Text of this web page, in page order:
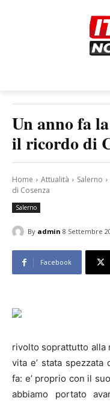
Un anno fa
il ricordo di
Home Attualità Salerno
di Cosenza
Salerno
By admin 8 Settembre
Facebook
rivolto soprattutto alla
vita e’ stata
fa: e’ proprio con il
abbiamo portato